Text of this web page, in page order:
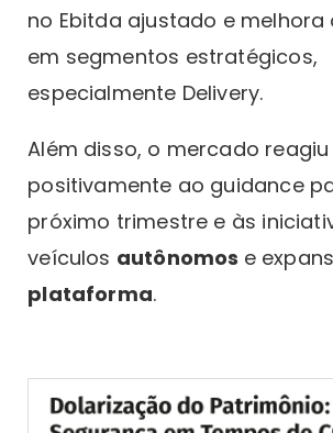
no Ebitda ajustado e melhora
em segmentos estratégicos,
especialmente Delivery.
Além disso, o mercado reagiu
positivamente ao guidance
próximo trimestre e às
veículos autônomos e
plataforma.